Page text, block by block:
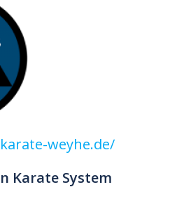
weyhe.de/
Karate System